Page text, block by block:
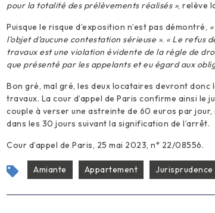
pour la totalité des prélèvements réalisés », relève
Puisque le risque d’exposition n’est pas démontré,
l’objet d’aucune contestation sérieuse ». « Le refus
travaux est une violation évidente de la règle de
que présenté par les appelants et eu égard aux
Bon gré, mal gré, les deux locataires devront donc
travaux. La cour d’appel de Paris confirme ainsi le
couple à verser une astreinte de 60 euros par jour,
dans les 30 jours suivant la signification de l’arrêt.
Cour d’appel de Paris, 25 mai 2023, n° 22/08556.
Amiante Appartement Jurisprudence